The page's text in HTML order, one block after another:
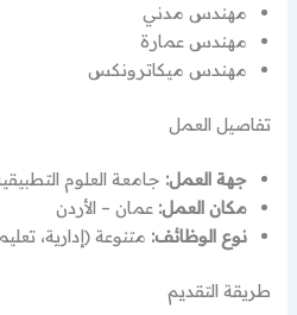
مهندس مدني
مهندس عمارة
مهندس ميكاترونكس
تفاصيل العمل
جهة العمل: جامعة العلوم
مكان العمل: عمان – الأردن
نوع الوظائف: متنوعة (إدارية،
طريقة التقديم